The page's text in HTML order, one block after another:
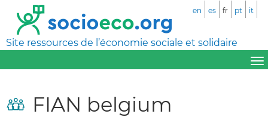
Site ressources de l’économie sociale et solidaire
en es fr pt it
FIAN belgium